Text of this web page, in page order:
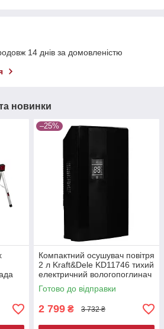
14 днів за домовленістю
новинки
–25%
Компактний осушувач повітря
2 л Kraft&Dele KD11746 тихий
електричний вологопоглинач
Готово до відправки
2 799 ₴ 3 732 ₴